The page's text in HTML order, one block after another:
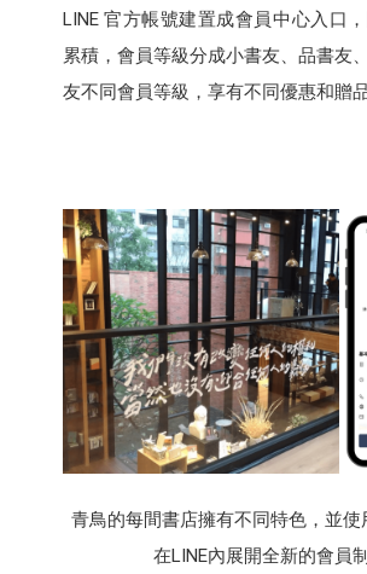
LINE 官方帳號建置成會員中心入口
累積，會員等級分成小書友、品書友
友不同會員等級，享有不同優惠和贈品
青鳥的每間書店擁有不同特色，並使
在LINE內展開全新的會員